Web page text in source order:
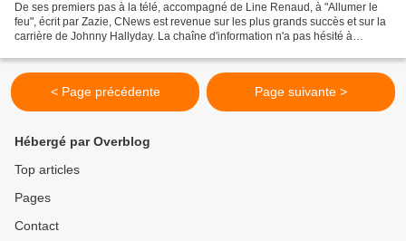
De ses premiers pas à la télé, accompagné de Line Renaud, à "Allumer le
feu", écrit par Zazie, CNews est revenue sur les plus grands succès et sur la
carrière de Johnny Hallyday. La chaîne d'information n'a pas hésité à
< Page précédente Page suivante >
Hébergé par Overblog
Top articles
Pages
Contact